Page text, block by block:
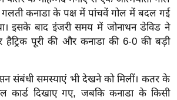
गलती कनाडा के पक्ष में पांचवें गोल में बदल गई
इसके बाद इंजरी समय में जोनाथन डेविड ने
हैट्रिक पूरी की और कनाडा की 6-0 की बड़ी
संबंधी समस्याएं भी देखने को मिलीं। कतर के
कार्ड दिखाए गए, जबकि कनाडा के किसी